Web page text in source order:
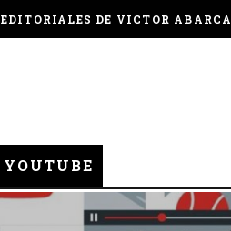
EDITORIALES DE VICTOR ABARCA
YOUTUBE